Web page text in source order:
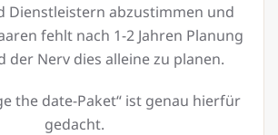
Dienstleistern abzustimmen und
fehlt nach 1-2 Jahren Planung
der Nerv dies alleine zu planen.
the date-Paket“ ist genau hierfür
gedacht.